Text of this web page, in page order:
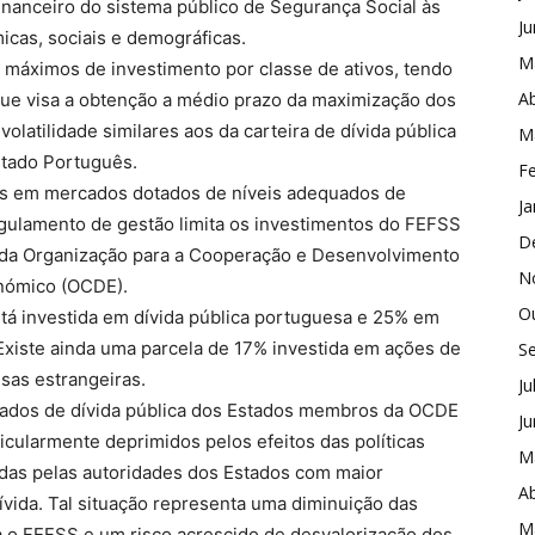
do sistema público de Segurança Social às
sociais e demográficas.
de investimento por classe de ativos, tendo
visa a obtenção a médio prazo da maximização dos
similares aos da carteira de dívida pública
Português.
mercados dotados de níveis adequados de
de gestão limita os investimentos do FEFSS
Organização para a Cooperação e Desenvolvimento
(OCDE).
investida em dívida pública portuguesa e 25% em
ainda uma parcela de 17% investida em ações de
estrangeiras.
de dívida pública dos Estados membros da OCDE
deprimidos pelos efeitos das políticas
pelas autoridades dos Estados com maior
Tal situação representa uma diminuição das